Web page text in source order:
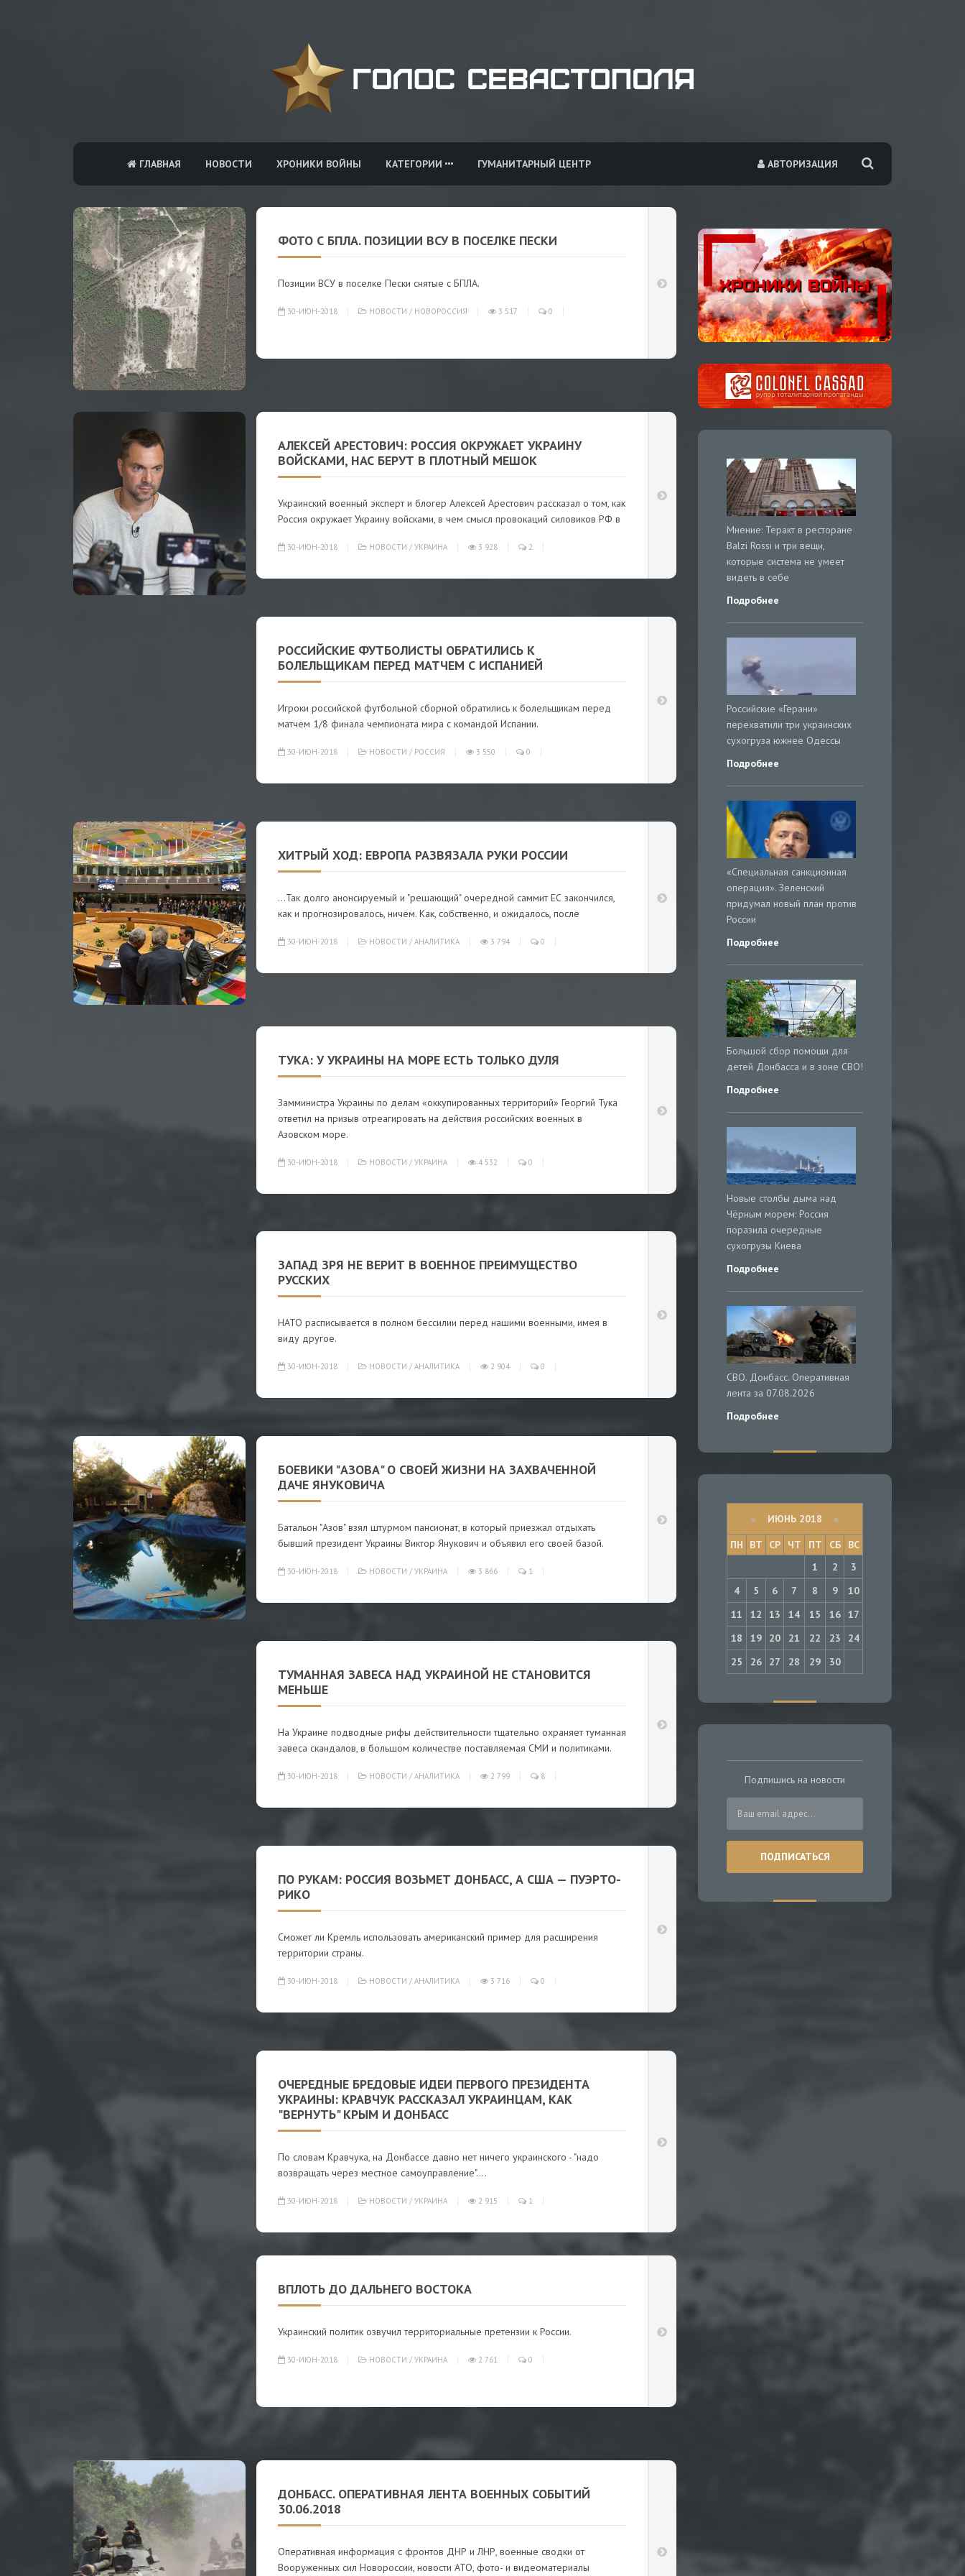
АВТОРИЗАЦИЯ
ГЛАВНАЯ НОВОСТИ ХРОНИКИ ВОЙНЫ КАТЕГОРИИ ГУМАНИТАРНЫЙ ЦЕНТР
ФОТО С БПЛА. ПОЗИЦИИ ВСУ В ПОСЕЛКЕ ПЕСКИ
Позиции ВСУ в поселке Пески снятые с БПЛА.
30-ИЮН-2018 НОВОСТИ / НОВОРОССИЯ 3 517 0
АЛЕКСЕЙ АРЕСТОВИЧ: РОССИЯ ОКРУЖАЕТ УКРАИНУ
ВОЙСКАМИ, НАС БЕРУТ В ПЛОТНЫЙ МЕШОК
Украинский военный эксперт и блогер Алексей Арестович рассказал о том, как
Россия окружает Украину войсками, в чем смысл провокаций силовиков РФ в
30-ИЮН-2018 НОВОСТИ / УКРАИНА 3 928 2
РОССИЙСКИЕ ФУТБОЛИСТЫ ОБРАТИЛИСЬ К
БОЛЕЛЬЩИКАМ ПЕРЕД МАТЧЕМ С ИСПАНИЕЙ
Игроки российской футбольной сборной обратились к болельщикам перед
матчем 1/8 финала чемпионата мира с командой Испании.
30-ИЮН-2018 НОВОСТИ / РОССИЯ 3 550 0
ХИТРЫЙ ХОД: ЕВРОПА РАЗВЯЗАЛА РУКИ РОССИИ
…Так долго анонсируемый и "решающий" очередной саммит ЕС закончился,
как и прогнозировалось, ничем. Как, собственно, и ожидалось, после
30-ИЮН-2018 НОВОСТИ / АНАЛИТИКА 3 794 0
ТУКА: У УКРАИНЫ НА МОРЕ ЕСТЬ ТОЛЬКО ДУЛЯ
Замминистра Украины по делам «оккупированных территорий» Георгий Тука
ответил на призыв отреагировать на действия российских военных в
Азовском море.
30-ИЮН-2018 НОВОСТИ / УКРАИНА 4 532 0
ЗАПАД ЗРЯ НЕ ВЕРИТ В ВОЕННОЕ ПРЕИМУЩЕСТВО
РУССКИХ
НАТО расписывается в полном бессилии перед нашими военными, имея в
виду другое.
30-ИЮН-2018 НОВОСТИ / АНАЛИТИКА 2 904 0
БОЕВИКИ "АЗОВА" О СВОЕЙ ЖИЗНИ НА ЗАХВАЧЕННОЙ
ДАЧЕ ЯНУКОВИЧА
Батальон "Азов" взял штурмом пансионат, в который приезжал отдыхать
бывший президент Украины Виктор Янукович и объявил его своей базой.
30-ИЮН-2018 НОВОСТИ / УКРАИНА 3 866 1
ТУМАННАЯ ЗАВЕСА НАД УКРАИНОЙ НЕ СТАНОВИТСЯ
МЕНЬШЕ
На Украине подводные рифы действительности тщательно охраняет туманная
завеса скандалов, в большом количестве поставляемая СМИ и политиками.
30-ИЮН-2018 НОВОСТИ / АНАЛИТИКА 2 799 8
ПО РУКАМ: РОССИЯ ВОЗЬМЕТ ДОНБАСС, А США — ПУЭРТО-
РИКО
Сможет ли Кремль использовать американский пример для расширения
территории страны.
30-ИЮН-2018 НОВОСТИ / АНАЛИТИКА 3 716 0
ОЧЕРЕДНЫЕ БРЕДОВЫЕ ИДЕИ ПЕРВОГО ПРЕЗИДЕНТА
УКРАИНЫ: КРАВЧУК РАССКАЗАЛ УКРАИНЦАМ, КАК
"ВЕРНУТЬ" КРЫМ И ДОНБАСС
По словам Кравчука, на Донбассе давно нет ничего украинского - "надо
возвращать через местное самоуправление"....
30-ИЮН-2018 НОВОСТИ / УКРАИНА 2 915 1
ВПЛОТЬ ДО ДАЛЬНЕГО ВОСТОКА
Украинский политик озвучил территориальные претензии к России.
30-ИЮН-2018 НОВОСТИ / УКРАИНА 2 761 0
ДОНБАСС. ОПЕРАТИВНАЯ ЛЕНТА ВОЕННЫХ СОБЫТИЙ
30.06.2018
Оперативная информация с фронтов ДНР и ЛНР, военные сводки от
Вооруженных сил Новороссии, новости АТО, фото- и видеоматериалы
Мнение: Теракт в ресторане
Balzi Rossi и три вещи,
которые система не умеет
видеть в себе
Подробнее
Российские «Герани»
перехватили три украинских
сухогруза южнее Одессы
Подробнее
«Специальная санкционная
операция». Зеленский
придумал новый план против
России
Подробнее
Большой сбор помощи для
детей Донбасса и в зоне СВО!
Подробнее
Новые столбы дыма над
Чёрным морем: Россия
поразила очередные
сухогрузы Киева
Подробнее
СВО. Донбасс. Оперативная
лента за 07.08.2026
Подробнее
« ИЮНЬ 2018 »
ПН
ВТ СР ЧТ ПТ СБ
ВС
1
2
3
4
5 6 7 8 9
10
11
12 13 14 15 16 17
18
19 20 21 22 23
24
25
26 27 28 29 30
Подпишись на новости